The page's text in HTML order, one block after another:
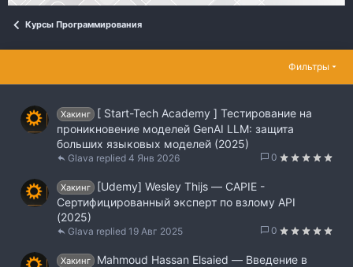
Курсы Программирования
Фильтры
Хакинг
[ Start-Tech Academy ] Тестирование на
проникновение моделей GenAI LLM: защита
больших языковых моделей (2025)
0
4 Янв 2026
Glava
Хакинг
[Udemy] Wesley Thijs ― CAPIE -
Сертифицированный эксперт по взлому API
(2025)
0
19 Авг 2025
Glava
Хакинг
Mahmoud Hassan Elsaied ― Введение в